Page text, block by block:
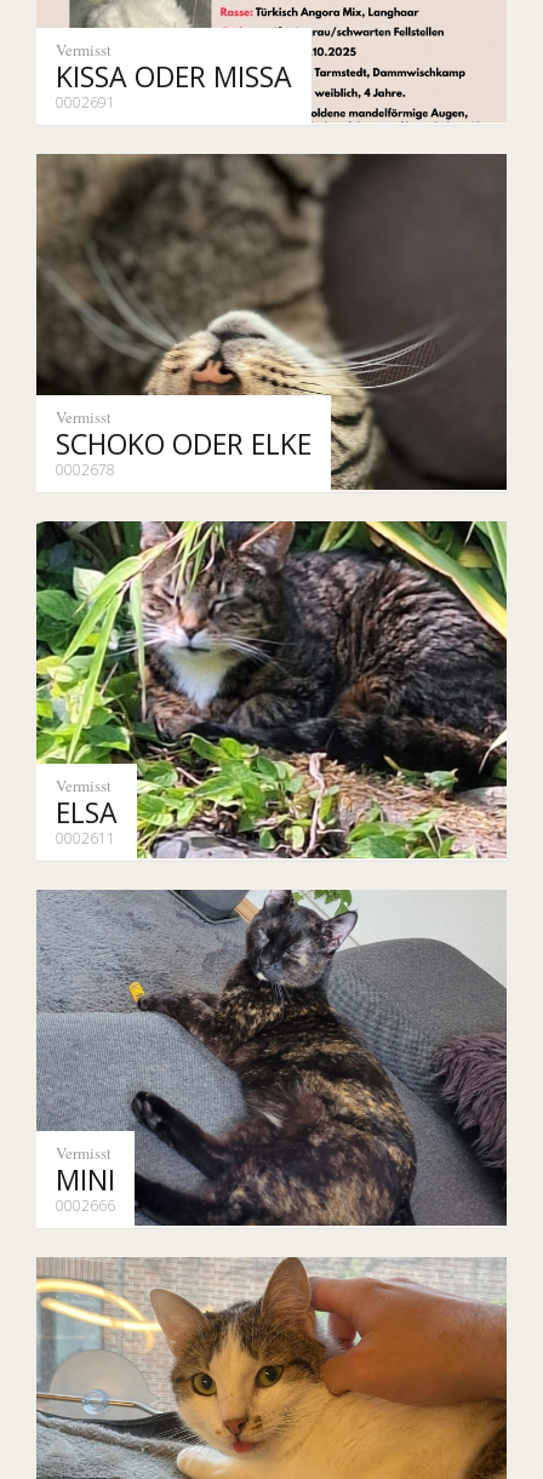
Vermisst
KISSA ODER MISSA
0002691
Vermisst
SCHOKO ODER ELKE
0002678
Vermisst
ELSA
0002611
Vermisst
MINI
0002666